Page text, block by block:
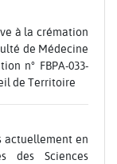
à la crémation
de Médecine
n° FBPA-033-
de Territoire
actuellement en
des Sciences